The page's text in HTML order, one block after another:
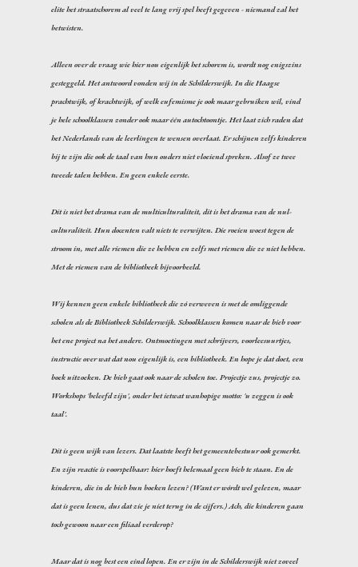
elite het straatschorem al veel te lang vrij spel heeft gegeven - niemand zal het
betwisten.
Alleen over de vraag wie hier nou eigenlijk het schorem is, wordt nog enigszins
gesteggeld. Het antwoord vonden wij in de Schilderswijk. In die Haagse
prachtwijk, of krachtwijk, of welk eufemisme je ook maar gebruiken wil, vind
je hele schoolklassen zonder ook maar één autochtoontje. Het laat zich raden dat
het Nederlands van de leerlingen te wensen overlaat. Er schijnen zelfs kinderen
bij te zijn die ook de taal van hun ouders niet vloeiend spreken. Alsof ze twee
tweede talen hebben. En geen enkele eerste.
Dit is niet het drama van de multiculturaliteit, dit is het drama van de nul-
culturaliteit. Hun docenten valt niets te verwijten. Die roeien woest tegen de
stroom in, met alle riemen die ze hebben en zelfs met riemen die ze niet hebben.
Met de riemen van de bibliotheek bijvoorbeeld.
Wij kennen geen enkele bibliotheek die zó verweven is met de omliggende
scholen als de Bibliotheek Schilderswijk. Schoolklassen komen naar de bieb voor
het ene project na het andere. Ontmoetingen met schrijvers, voorleesuurtjes,
instructie over wat dat nou eigenlijk is, een bibliotheek. En hope je dat doet, een
boek uitzoeken. De bieb gaat ook naar de scholen toe. Projectje zus, projectje zo.
Workshops 'beleefd zijn', onder het ietwat wanhopige motto: 'u zeggen is ook
taal'.
Dit is geen wijk van lezers. Dat laatste heeft het gemeentebestuur ook gemerkt.
En zijn reactie is voorspelbaar: hier hoeft helemaal geen bieb te staan. En de
kinderen, die in de bieb hun boeken lezen? (Want er wórdt wel gelezen, maar
dat is geen lenen, dus dat zie je niet terug in de cijfers.) Ach, die kinderen gaan
toch gewoon naar een filiaal verderop?
Maar dat is nog best een eind lopen. En er zijn in de Schilderswijk niet zoveel